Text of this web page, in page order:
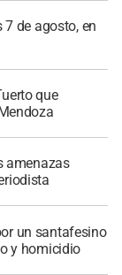
7 de agosto, en
que
amenazas
un santafesino
y homicidio